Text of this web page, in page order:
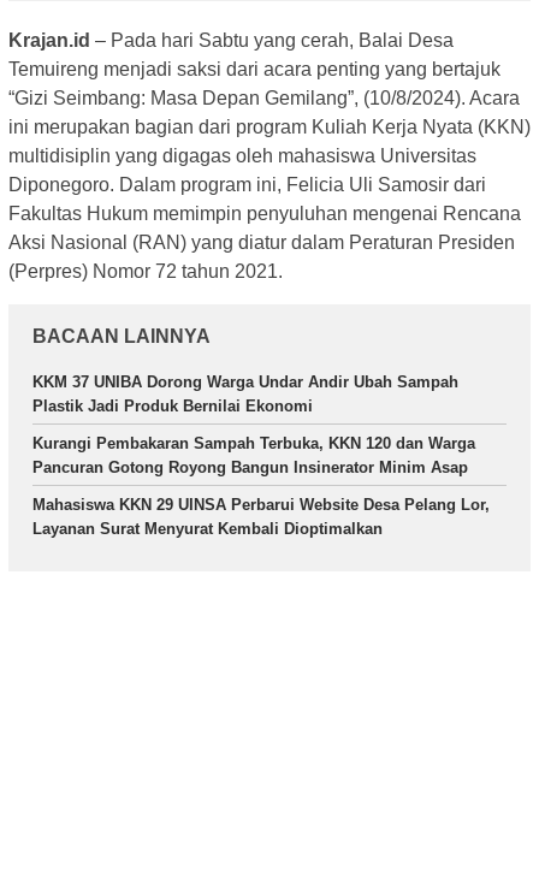
Krajan.id – Pada hari Sabtu yang cerah, Balai Desa
Temuireng menjadi saksi dari acara penting yang bertajuk
“Gizi Seimbang: Masa Depan Gemilang”, (10/8/2024). Acara
ini merupakan bagian dari program Kuliah Kerja Nyata (KKN)
multidisiplin yang digagas oleh mahasiswa Universitas
Diponegoro. Dalam program ini, Felicia Uli Samosir dari
Fakultas Hukum memimpin penyuluhan mengenai Rencana
Aksi Nasional (RAN) yang diatur dalam Peraturan Presiden
(Perpres) Nomor 72 tahun 2021.
BACAAN LAINNYA
KKM 37 UNIBA Dorong Warga Undar Andir Ubah Sampah
Plastik Jadi Produk Bernilai Ekonomi
Kurangi Pembakaran Sampah Terbuka, KKN 120 dan Warga
Pancuran Gotong Royong Bangun Insinerator Minim Asap
Mahasiswa KKN 29 UINSA Perbarui Website Desa Pelang Lor,
Layanan Surat Menyurat Kembali Dioptimalkan